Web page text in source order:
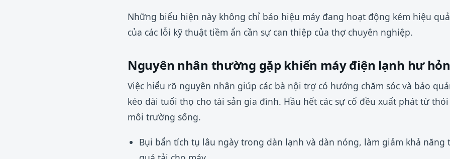
Những biểu hiện này không chỉ báo hiệu máy đang hoạt động kém hiệu
của các lỗi kỹ thuật tiềm ẩn cần sự can thiệp của thợ chuyên nghiệp.
Nguyên nhân thường gặp khiến máy điện lạnh hư
Việc hiểu rõ nguyên nhân giúp các bà nội trợ có hướng chăm sóc và bảo
kéo dài tuổi thọ cho tài sản gia đình. Hầu hết các sự cố đều xuất phát từ
môi trường sống.
Bụi bẩn tích tụ lâu ngày trong dàn lạnh và dàn nóng, làm giảm khả năng